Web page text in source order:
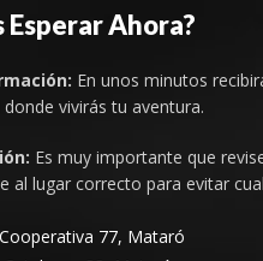
Esperar Ahora?
En unos minutos
vivirás tu aventura.
Es muy importante que
al lugar correcto para evitar
77, Mataró